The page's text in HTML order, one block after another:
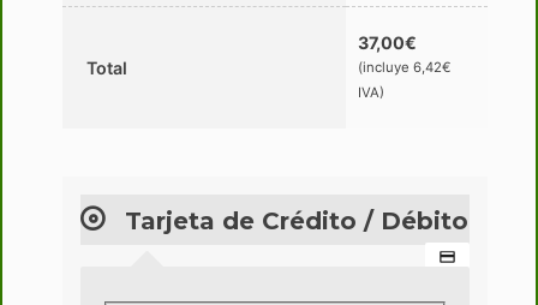
Total
37,00€
(incluye 6,42€
IVA)
Tarjeta de Crédito / Débito